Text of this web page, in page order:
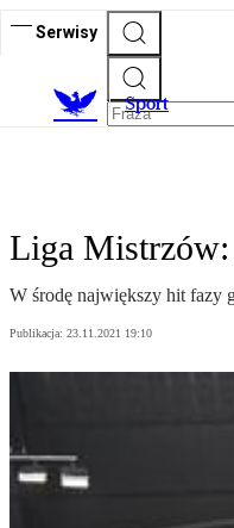
Serwisy
Sport
Liga
W środę największy hit fazy
Publikacja: 23.11.2021 19:10